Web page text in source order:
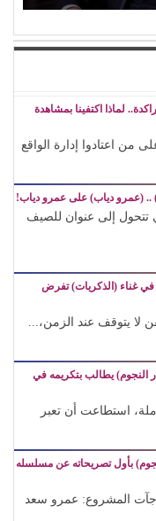
لماذا اكتفينا بمشاهدة
من اعتادوا إدارة الواقع
.. (عمرو دياب) على عمرو دياب!
تتحول إلى عنوان للصيف
غناء (الذكريات) تفرض
لا يتوقف عند الزمن،...
النجوم) يطالب بتكريمه في
استطاعت أن تعبر
بأول تصريحاته عن مسلسله
المشروع: عمرو سعد